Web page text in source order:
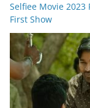
Selfiee Movie 2023
First Show